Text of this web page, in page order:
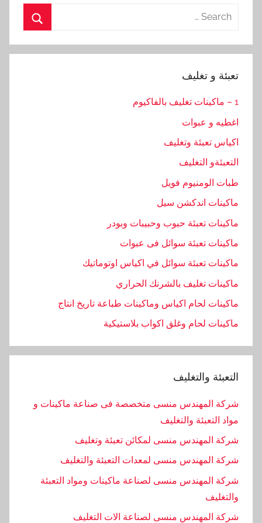
Search
تعبئة و تغليف
1 – ماكينات تغليف بالفاكيوم
اغطيه و عبوات
اكياس تعبئة وتغليف
التعبئةو التغليف
طبات الومنيوم فويل
ماكينات اندكشن سيل
ماكينات تعبئة حبوب وحبيبات وبودر
ماكينات تعبئة سوائل فى عبوات
ماكينات تعبئة سوائل في اكياس اوتوماتيك
ماكينات تغليف بالشرنك الحراري
ماكينات لحام اكياس وماكينات طباعة تاريخ انتاج
ماكينات لحام وغلق اكواب بلاستيكية
التعبئة والتغليف
شركة المهندس منسى متخصصة فى صناعة ماكينات و
مواد التعبئة والتغليف
شركة المهندس منسى لمكائن تعبئة وتغليف
شركة المهندس منسى لمعدات التعبئة والتغليف
شركة المهندس منسى لصناعة ماكينات ومواد التعبئة
والتغليف
‏شركة المهندس منسى لصناعة الات التغليف